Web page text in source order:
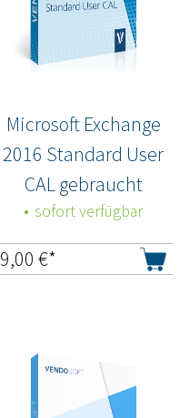
Microsoft Exchange
2016 Standard User
CAL gebraucht
sofort verfügbar
9,00 €*